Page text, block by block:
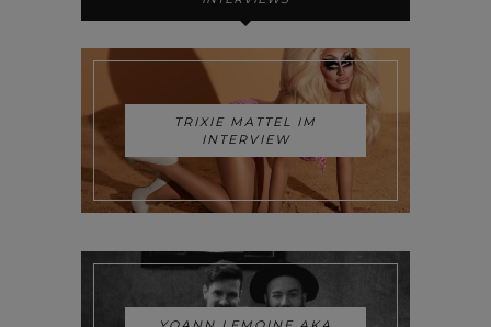
TRIXIE MATTEL IM
INTERVIEW